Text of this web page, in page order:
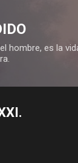
hombre, es la